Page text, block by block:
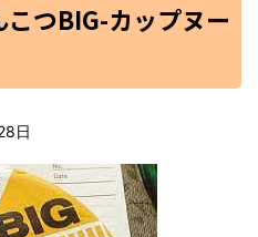
つBIG-カップヌー
日